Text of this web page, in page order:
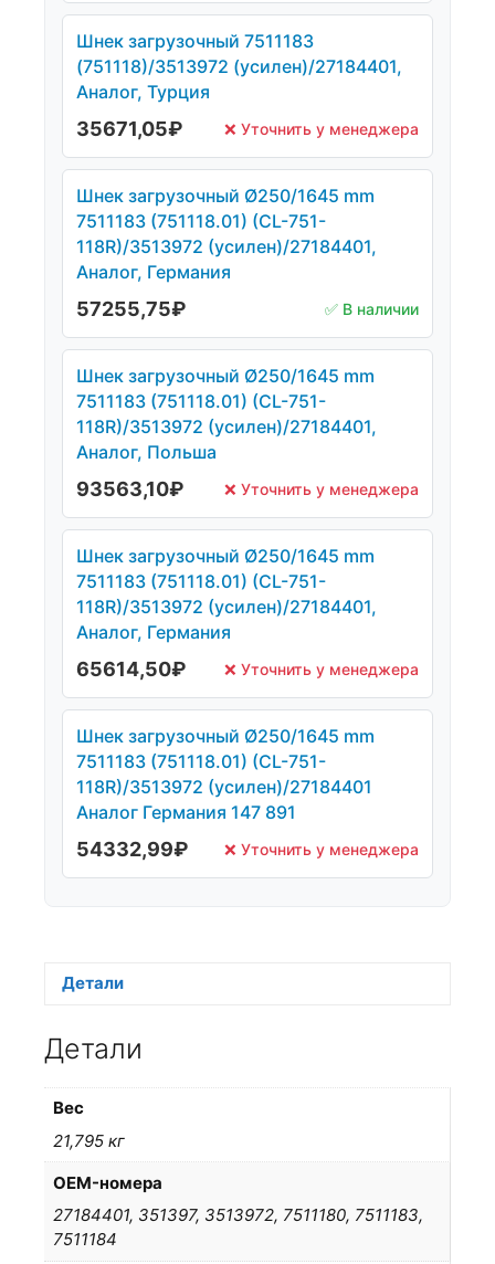
Шнек загрузочный 7511183
(751118)/3513972 (усилен)/27184401,
Аналог, Турция
35671,05₽ ❌ Уточнить у менеджера
Шнек загрузочный Ø250/1645 mm
7511183 (751118.01) (CL-751-
118R)/3513972 (усилен)/27184401,
Аналог, Германия
57255,75₽ ✅ В наличии
Шнек загрузочный Ø250/1645 mm
7511183 (751118.01) (CL-751-
118R)/3513972 (усилен)/27184401,
Аналог, Польша
93563,10₽ ❌ Уточнить у менеджера
Шнек загрузочный Ø250/1645 mm
7511183 (751118.01) (CL-751-
118R)/3513972 (усилен)/27184401,
Аналог, Германия
65614,50₽ ❌ Уточнить у менеджера
Шнек загрузочный Ø250/1645 mm
7511183 (751118.01) (CL-751-
118R)/3513972 (усилен)/27184401
Аналог Германия 147 891
54332,99₽ ❌ Уточнить у менеджера
Детали
Детали
Вес
21,795 кг
OEM-номера
27184401, 351397, 3513972, 7511180, 7511183,
7511184